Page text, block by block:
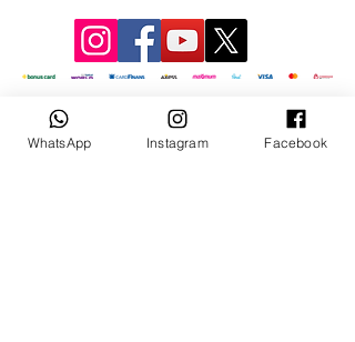
WhatsApp Instagram Facebook